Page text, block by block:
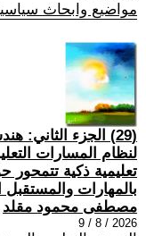
مواضيع وابحاث
(29) الجزء الثاني:
لنظام المسارات
تعليمية ذكية تتمحور
بالمهارات والمستقبل
مصطفى محمود مقلد
2026 / 8 / 9